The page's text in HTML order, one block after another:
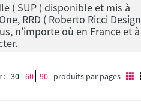
( SUP ) disponible et mis à
RRD ( Roberto Ricci Design
n'importe où en France et à
: 30 60 90 produits par pages